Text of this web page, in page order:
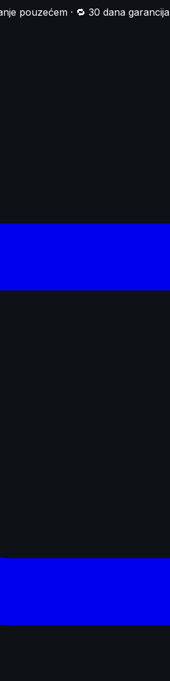
pouzećem · 🔁 30 dana garancija